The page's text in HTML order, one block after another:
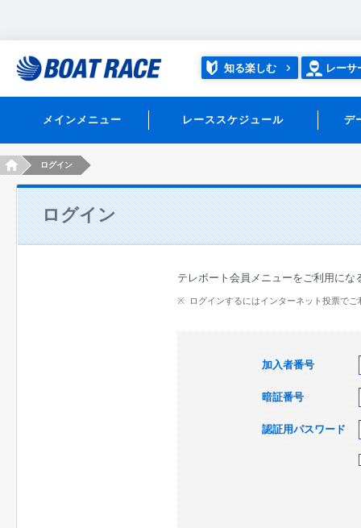
知る楽しむ レーサ
メインメニュー レーススケジュール デ
HOMEログイン
ログイン
テレボート会員メニューをご利用にな
ログインするにはインターネット投票で
加入者番号
暗証番号
認証用パスワード